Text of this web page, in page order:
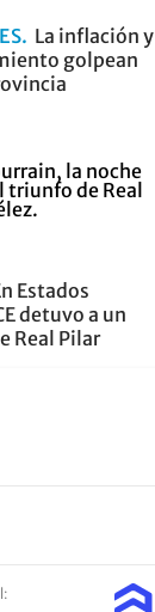
La inflación y
golpean
Estados
detuvo a un
Real Pilar
: